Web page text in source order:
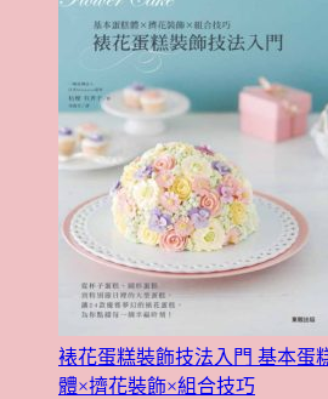
裱花蛋糕裝飾技法入門 基本蛋
體×擠花裝飾×組合技巧